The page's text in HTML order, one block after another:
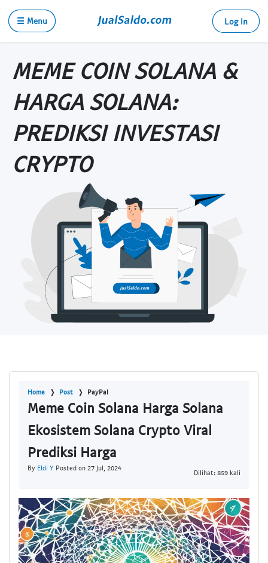
☰ Menu Log in
MEME COIN SOLANA &
HARGA SOLANA:
PREDIKSI INVESTASI
CRYPTO
Home Post PayPal
Meme Coin Solana Harga Solana
Ekosistem Solana Crypto Viral
Prediksi Harga
By Eldi Y Posted on 27 Jul, 2024
Dilihat: 859 kali